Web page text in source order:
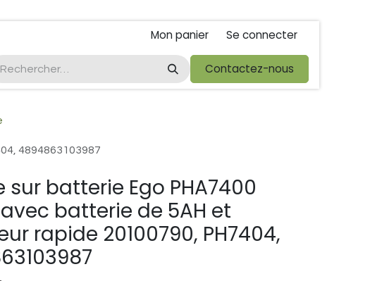
Mon panier Se connecter
Kubota foire de libramont Droit de rétractations
Contactez-nous
4894863103987
sur batterie Ego PHA7400
batterie de 5AH et
rapide 20100790, PH7404,